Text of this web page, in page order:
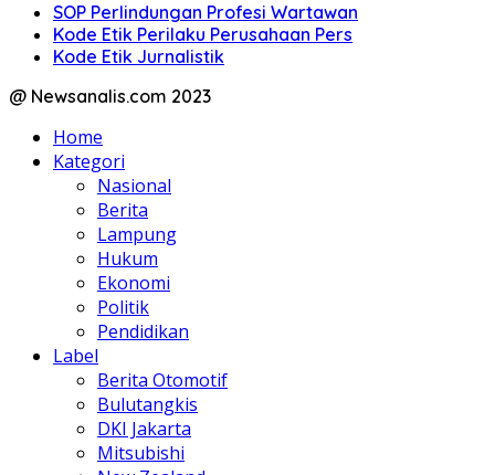
SOP Perlindungan Profesi Wartawan
Kode Etik Perilaku Perusahaan Pers
Kode Etik Jurnalistik
@ Newsanalis.com 2023
Home
Kategori
Nasional
Berita
Lampung
Hukum
Ekonomi
Politik
Pendidikan
Label
Berita Otomotif
Bulutangkis
DKI Jakarta
Mitsubishi